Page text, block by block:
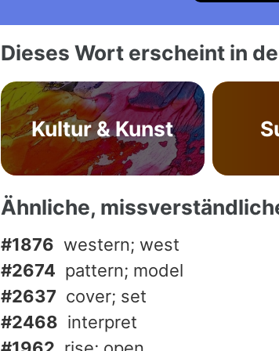
Dieses Wort erscheint in
Kultur & Kunst
Ähnliche,
#1876 western; west
#2674 pattern; model
#2637 cover; set
#2468 interpret